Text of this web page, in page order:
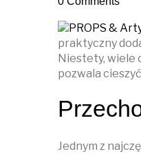
praktyczny
Niestety, wiele
pozwala
Jednym z